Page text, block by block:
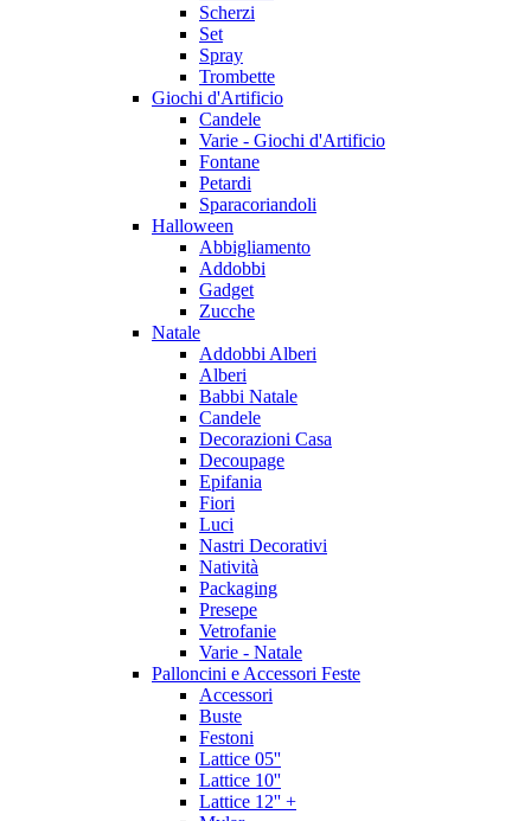
Scherzi
Set
Spray
Trombette
Giochi d'Artificio
Candele
Varie - Giochi d'Artificio
Fontane
Petardi
Sparacoriandoli
Halloween
Abbigliamento
Addobbi
Gadget
Zucche
Natale
Addobbi Alberi
Alberi
Babbi Natale
Candele
Decorazioni Casa
Decoupage
Epifania
Fiori
Luci
Nastri Decorativi
Natività
Packaging
Presepe
Vetrofanie
Varie - Natale
Palloncini e Accessori Feste
Accessori
Buste
Festoni
Lattice 05''
Lattice 10''
Lattice 12'' +